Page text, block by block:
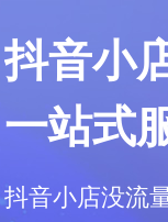
抖音小
一站式
抖音小店没流